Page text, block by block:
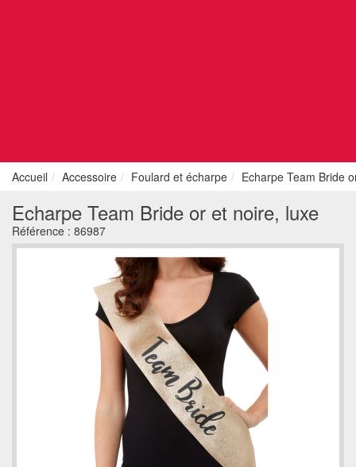
Accueil Accessoire Foulard et écharpe Echarpe Team Bride
Echarpe Team Bride or et noire, luxe
Référence : 86987